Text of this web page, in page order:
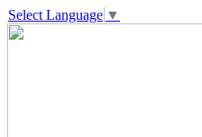
Select Language ▼